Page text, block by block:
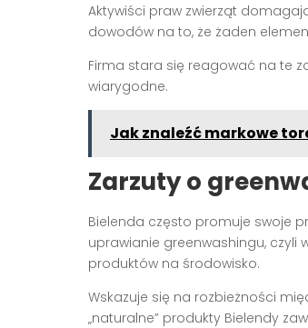
Aktywiści praw zwierząt
dowodów na to, że żaden
Firma stara się reagować na te
wiarygodne.
Jak znaleźć markowe
Zarzuty o
Bielenda często promuje swoje
uprawianie greenwashingu, czyli
produktów na środowisko.
Wskazuje się na rozbieżności
„naturalne” produkty Bielendy